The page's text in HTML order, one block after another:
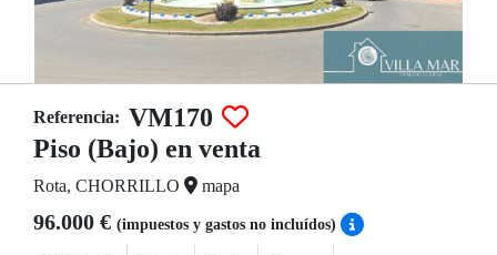
Referencia: VM170
Piso (Bajo) en venta
Rota, CHORRILLO mapa
96.000 € (impuestos y gastos no incluídos)